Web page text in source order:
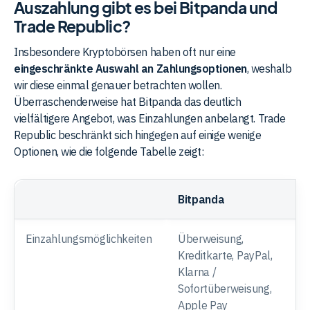
Auszahlung gibt es bei Bitpanda und
Trade Republic?
Insbesondere Kryptobörsen haben oft nur eine
eingeschränkte Auswahl an Zahlungsoptionen, weshalb
wir diese einmal genauer betrachten wollen.
Überraschenderweise hat Bitpanda das deutlich
vielfältigere Angebot, was Einzahlungen anbelangt. Trade
Republic beschränkt sich hingegen auf einige wenige
Optionen, wie die folgende Tabelle zeigt:
Bitpanda
Einzahlungsmöglichkeiten
Überweisung,
Kreditkarte, PayPal,
Klarna /
Sofortüberweisung,
Apple Pay